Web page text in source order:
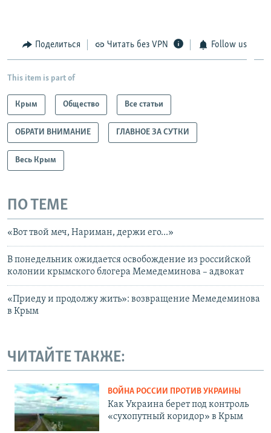
Поделиться Читать без VPN Follow us
This item is part of
Крым Общество Все статьи
ОБРАТИ ВНИМАНИЕ ГЛАВНОЕ ЗА СУТКИ
Весь Крым
ПО ТЕМЕ
«Вот твой меч, Нариман, держи его...»
В понедельник ожидается освобождение из российской
колонии крымского блогера Мемедеминова – адвокат
«Приеду и продолжу жить»: возвращение Мемедеминова
в Крым
ЧИТАЙТЕ ТАКЖЕ:
ВОЙНА РОССИИ ПРОТИВ УКРАИНЫ
Как Украина берет под контроль
«сухопутный коридор» в Крым